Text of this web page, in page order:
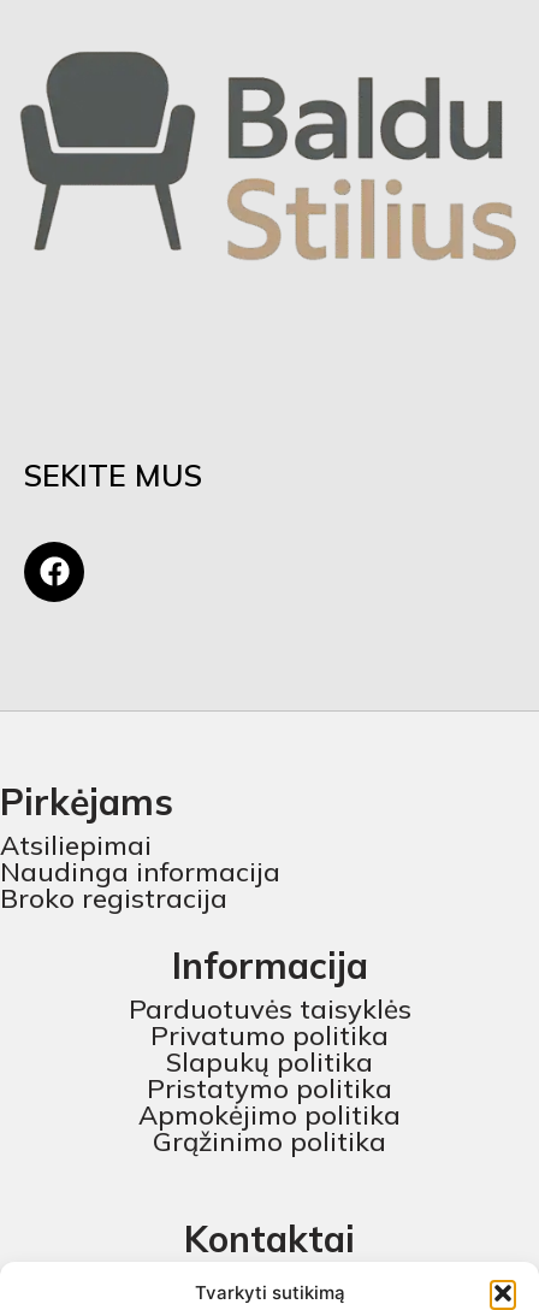
Tvarkyti sutikimą
SEKITE MUS
Pirkėjams
Atsiliepimai
Naudinga informacija
Broko registracija
Informacija
Parduotuvės taisyklės
Privatumo politika
Slapukų politika
Pristatymo politika
Apmokėjimo politika
Grąžinimo politika
Kontaktai